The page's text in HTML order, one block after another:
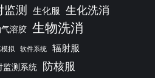
监测 生化服 生化洗消
溶胶 生物洗消
拟 软件系统 辐射服
监测系统 防核服